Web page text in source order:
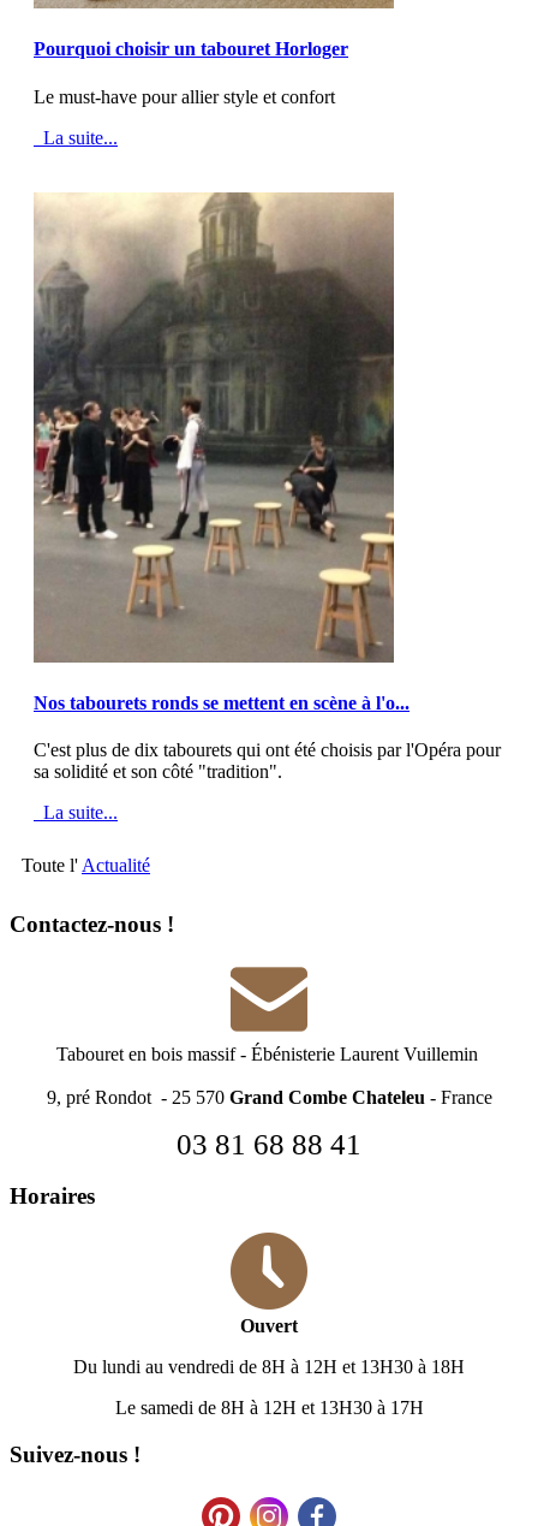
Pourquoi choisir un tabouret Horloger
Le must-have pour allier style et confort
La suite...
Nos tabourets ronds se mettent en scène à l'o...
C'est plus de dix tabourets qui ont été choisis par l'Opéra pour
sa solidité et son côté "tradition".
La suite...
Toute l' Actualité
Contactez-nous !
Tabouret en bois massif- Ébénisterie Laurent Vuillemin
9, pré Rondot - 25 570 Grand Combe Chateleu - France
03 81 68 88 41
Horaires
Ouvert
Du lundi au vendredi de 8H à 12H et 13H30 à 18H
Le samedi de 8H à 12H et 13H30 à 17H
Suivez-nous !